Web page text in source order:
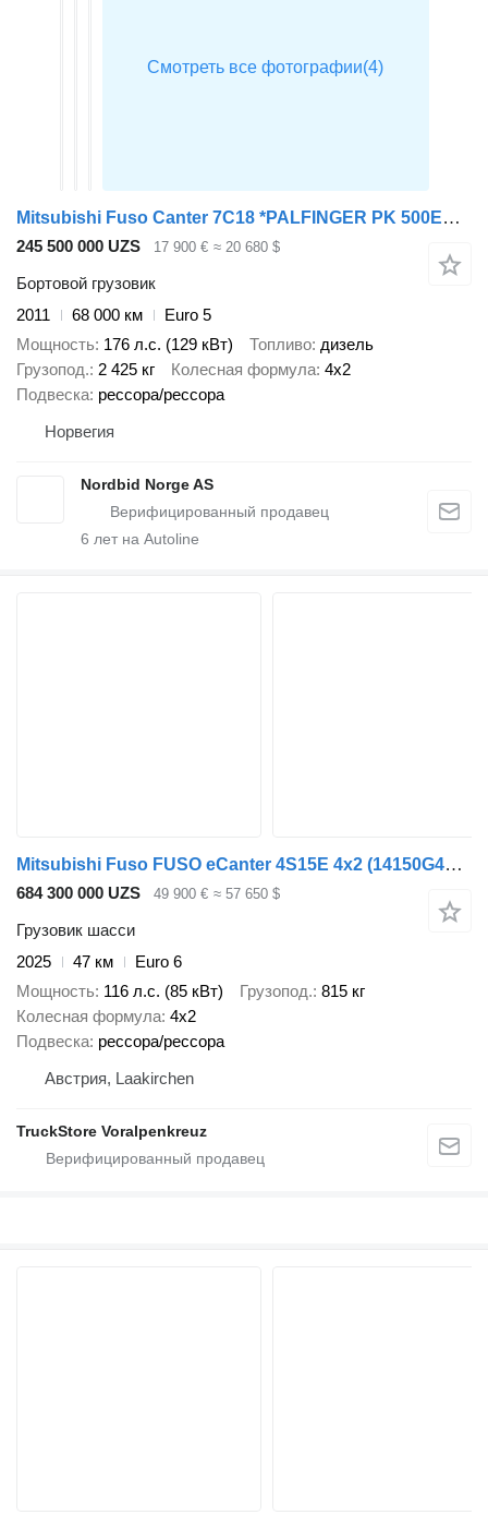
Mitsubishi Fuso Canter 7C18 *PALFINGER PK 500EH *BED 4.5m *ONLY 68tkm
245 500 000 UZS 17 900 € ≈ 20 680 $
Бортовой грузовик
2011
68 000 км
Euro 5
Мощность 176 л.с. (129 кВт) Топливо дизель
Грузопод. 2 425 кг Колесная формула 4x2
Подвеска рессора/рессора
Норвегия
Nordbid Norge AS
6 лет на Autoline
Mitsubishi Fuso FUSO eCanter 4S15E 4x2 (14150G4026)
684 300 000 UZS
49 900 € ≈ 57 650 $
Грузовик шасси
2025
47 км
Euro 6
Мощность 116 л.с. (85 кВт) Грузопод. 815 кг
Колесная формула 4x2
Подвеска рессора/рессора
Австрия, Laakirchen
TruckStore Voralpenkreuz